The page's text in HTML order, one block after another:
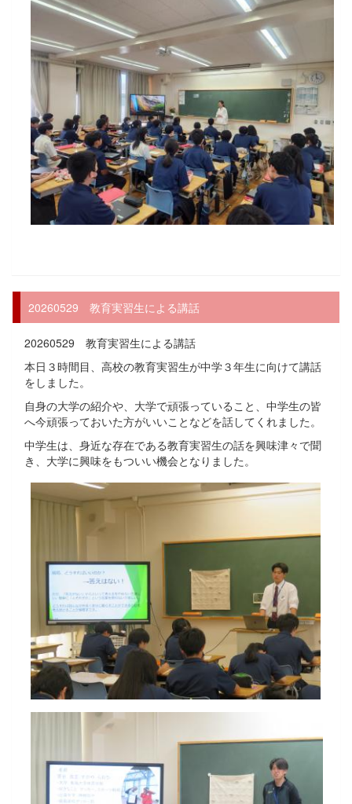
20260529 教育実習生による講話
20260529 教育実習生による講話
本日３時間目、高校の教育実習生が中学３年生に向けて講話
をしました。
自身の大学の紹介や、大学で頑張っていること、中学生の皆
へ今頑張っておいた方がいいことなどを話してくれました。
中学生は、身近な存在である教育実習生の話を興味津々で聞
き、大学に興味をもついい機会となりました。